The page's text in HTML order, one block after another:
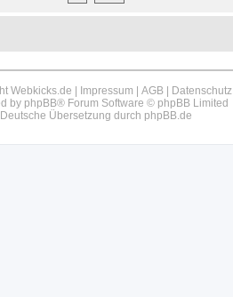
Webkicks.de | Impressum AGB|
Datenschutz
by phpBB® Forum Software © phpBB Limited
Deutsche Übersetzung durch phpBB.de